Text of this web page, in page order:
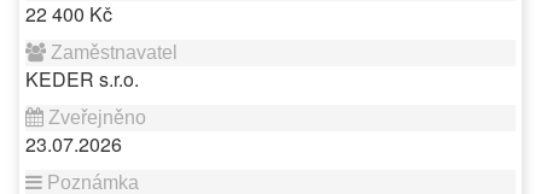
22 400 Kč
KEDER s.r.o.
23.07.2026